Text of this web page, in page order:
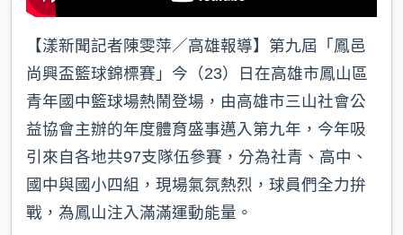
【漾新聞記者陳雯萍／高雄報導】第九屆「鳳邑
尚興盃籃球錦標賽」今（23）日在高雄市鳳山區
青年國中籃球場熱鬧登場，由高雄市三山社會公
益協會主辦的年度體育盛事邁入第九年，今年吸
引來自各地共97支隊伍參賽，分為社青、高中、
國中與國小四組，現場氣氛熱烈，球員們全力拚
戰，為鳳山注入滿滿運動能量。